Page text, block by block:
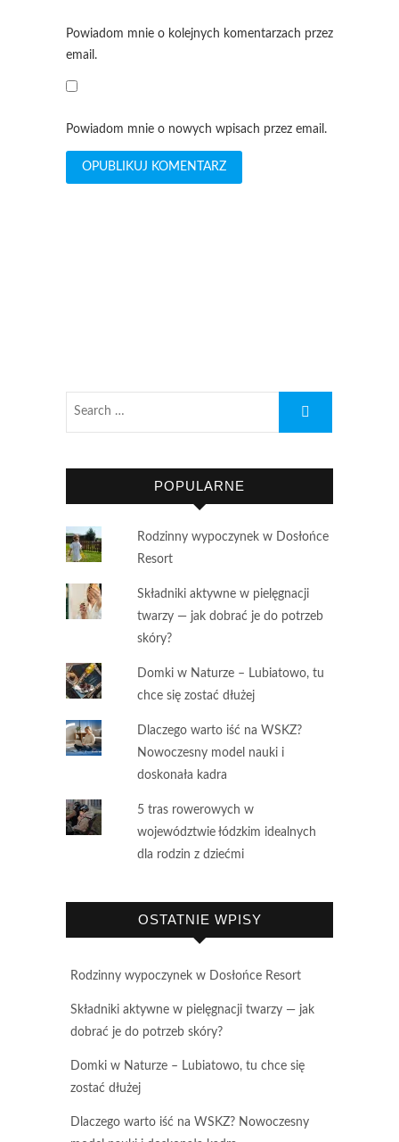
Powiadom mnie o kolejnych komentarzach przez
email.
Powiadom mnie o nowych wpisach przez email.
POPULARNE
Rodzinny wypoczynek w Dosłońce
Resort
Składniki aktywne w pielęgnacji
twarzy — jak dobrać je do potrzeb
skóry?
Domki w Naturze – Lubiatowo, tu
chce się zostać dłużej
Dlaczego warto iść na WSKZ?
Nowoczesny model nauki i
doskonała kadra
5 tras rowerowych w
województwie łódzkim idealnych
dla rodzin z dziećmi
OSTATNIE WPISY
Rodzinny wypoczynek w Dosłońce Resort
Składniki aktywne w pielęgnacji twarzy — jak
dobrać je do potrzeb skóry?
Domki w Naturze – Lubiatowo, tu chce się
zostać dłużej
Dlaczego warto iść na WSKZ? Nowoczesny